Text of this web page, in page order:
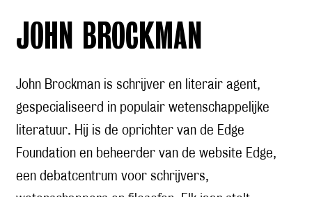
JOHN BROCKMAN
John Brockman is schrijver en literair agent,
gespecialiseerd in populair wetenschappelijke
literatuur. Hij is de oprichter van de Edge
Foundation en beheerder van de website Edge,
een debatcentrum voor schrijvers,